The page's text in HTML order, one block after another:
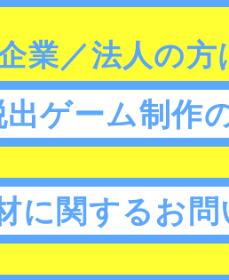
業／法人の方
出ゲーム制作
に関するお